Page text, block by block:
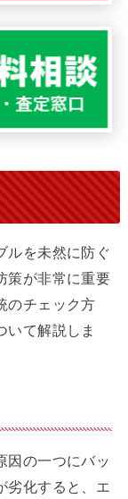
ルを未然に防ぐ
策が非常に重要
のチェック方
て解説しま
因の一つにバッ
劣化すると、エ